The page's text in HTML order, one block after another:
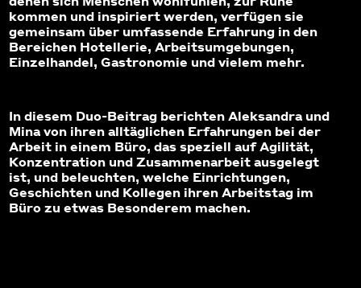
kommen und inspiriert werden, verfügen sie
gemeinsam über umfassende Erfahrung in den
Bereichen Hotellerie, Arbeitsumgebungen,
Einzelhandel, Gastronomie und vielem mehr.
In diesem Duo-Beitrag berichten Aleksandra und
Mina von ihren alltäglichen Erfahrungen bei der
Arbeit in einem Büro, das speziell auf Agilität,
Konzentration und Zusammenarbeit ausgelegt
ist, und beleuchten, welche Einrichtungen,
Geschichten und Kollegen ihren Arbeitstag im
Büro zu etwas Besonderem machen.